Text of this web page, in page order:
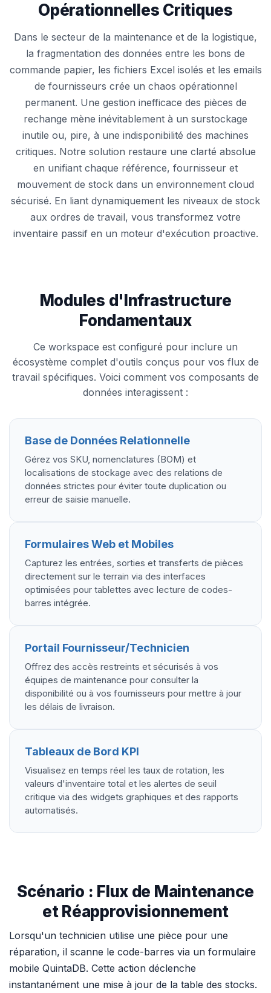
Opérationnelles Critiques
Dans le secteur de la maintenance et de la logistique,
la fragmentation des données entre les bons de
commande papier, les fichiers Excel isolés et les emails
de fournisseurs crée un chaos opérationnel
permanent. Une gestion inefficace des pièces de
rechange mène inévitablement à un surstockage
inutile ou, pire, à une indisponibilité des machines
critiques. Notre solution restaure une clarté absolue
en unifiant chaque référence, fournisseur et
mouvement de stock dans un environnement cloud
sécurisé. En liant dynamiquement les niveaux de stock
aux ordres de travail, vous transformez votre
inventaire passif en un moteur d'exécution proactive.
Modules d'Infrastructure
Fondamentaux
Ce workspace est configuré pour inclure un
écosystème complet d'outils conçus pour vos flux de
travail spécifiques. Voici comment vos composants de
données interagissent :
Base de Données Relationnelle
Gérez vos SKU, nomenclatures (BOM) et
localisations de stockage avec des relations de
données strictes pour éviter toute duplication ou
erreur de saisie manuelle.
Formulaires Web et Mobiles
Capturez les entrées, sorties et transferts de pièces
directement sur le terrain via des interfaces
optimisées pour tablettes avec lecture de codes-
barres intégrée.
Portail Fournisseur/Technicien
Offrez des accès restreints et sécurisés à vos
équipes de maintenance pour consulter la
disponibilité ou à vos fournisseurs pour mettre à jour
les délais de livraison.
Tableaux de Bord KPI
Visualisez en temps réel les taux de rotation, les
valeurs d'inventaire total et les alertes de seuil
critique via des widgets graphiques et des rapports
automatisés.
Scénario : Flux de Maintenance
et Réapprovisionnement
Lorsqu'un technicien utilise une pièce pour une
réparation, il scanne le code-barres via un formulaire
mobile QuintaDB. Cette action déclenche
instantanément une mise à jour de la table des stocks.